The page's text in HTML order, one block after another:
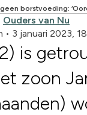
borstvoeding:
Ouders van Nu
• 3 januari 2023,
is
zoon